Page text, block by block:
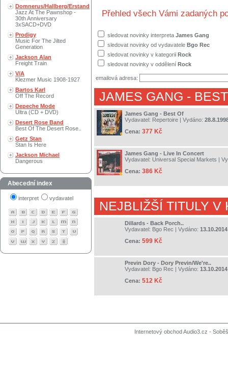
Domnerus/Hallberg/Erstand
Jazz At The Pawnshop -
30th Anniversary
3xSACD+DVD
Prodigy
Music For The Jilted
Generation
Jackson Alan
Freight Train
V/A
Klezmer Music 1908-1927
Bartos Karl
Off The Record
Depeche Mode
Ultra (CD + DVD)
Desert Rose Band
Best Of The Desert Rose..
Getz Stan
Stan Is Here
Jackson Michael
Dangerous
Abecední index
interpret vydavatel
Přehled všech Vámi zadaných
sledovat novinky interpreta James Gang
sledovat novinky od vydavatele Bgo Rec
sledovat novinky v kategorii Rock
sledovat novinky v oddělení Rock
emailová adresa:
JAMES GANG -
James Gang - Best Of
Vydavatel: Repertoire | Vydáno:
Cena: 377 Kč
James Gang - Live In Concert
Vydavatel: Universal Special Markets |
Cena: 386 Kč
NEJBLIŽŠÍ TITULY V
Dillards - Back Porch..
Vydavatel: Bgo Rec | Vydáno: 13.10.2014
Cena: 599 Kč
Previn Dory - Dory Previn/We're..
Vydavatel: Bgo Rec | Vydáno: 13.10.2014
Cena: 512 Kč
Internetový obchod Audio3.cz -